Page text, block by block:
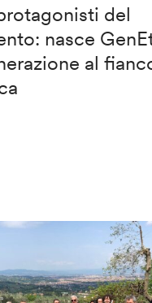
del
nasce
al